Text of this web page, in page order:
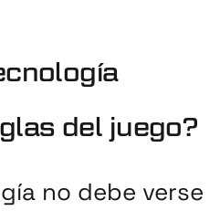
del juego?
no debe verse